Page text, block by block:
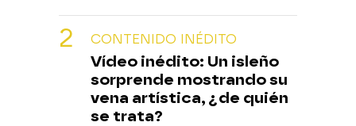
CONTENIDO INÉDITO
Vídeo inédito: Un isleño
sorprende mostrando su
vena artística, ¿de quién
se trata?